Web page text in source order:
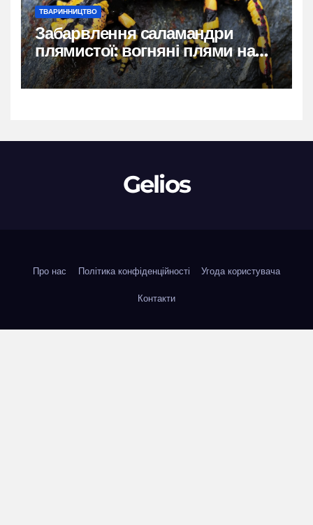
ТВАРИННИЦТВО
Забарвлення саламандри
плямистої: вогняні плями на
чорному тлі
Gelios
Про нас Політика конфіденційності Угода користувача
Контакти